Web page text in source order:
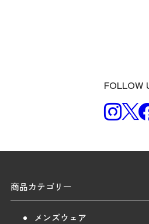
FOLLOW
商品カテゴリー
メンズウェア